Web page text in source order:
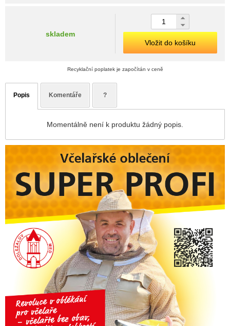
skladem
Vložit do košíku
Recyklační poplatek je započítán v ceně
Popis Komentáře ?
Momentálně není k produktu žádný popis.